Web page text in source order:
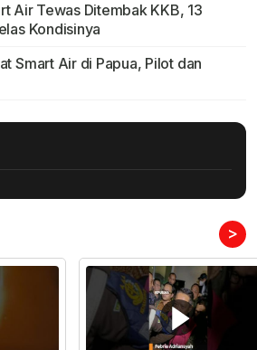
Air Tewas Ditembak KKB, 13
Kondisinya
Smart Air di Papua, Pilot dan
>